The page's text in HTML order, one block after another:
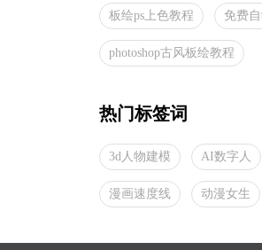
板绘ps上色教程 免费
photoshop古风板绘教程
热门标签词
3d人物建模 AI数字人
漫画速度线 动漫女生